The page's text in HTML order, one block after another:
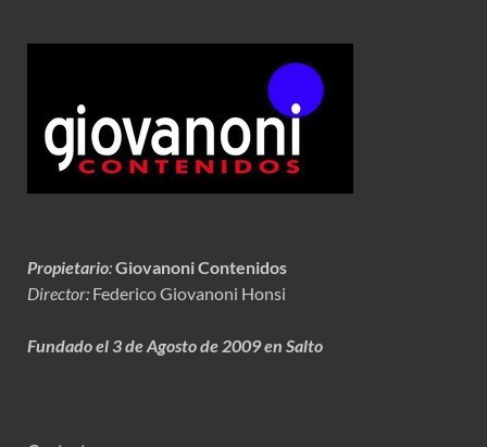
Propietario:Giovanoni Contenidos
Director: Federico Giovanoni Honsi
Fundado el 3 de Agosto de 2009 en Salto